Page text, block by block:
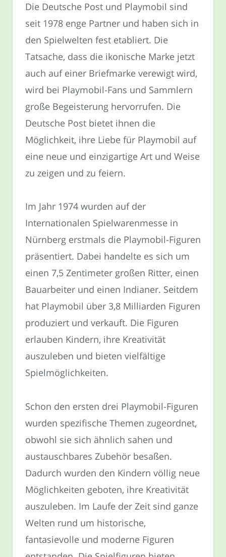
Die Deutsche Post und Playmobil sind
seit 1978 enge Partner und haben sich in
den Spielwelten fest etabliert. Die
Tatsache, dass die ikonische Marke jetzt
auch auf einer Briefmarke verewigt wird,
wird bei Playmobil-Fans und Sammlern
große Begeisterung hervorrufen. Die
Deutsche Post bietet ihnen die
Möglichkeit, ihre Liebe für Playmobil auf
eine neue und einzigartige Art und Weise
zu zeigen und zu feiern.
Im Jahr 1974 wurden auf der
Internationalen Spielwarenmesse in
Nürnberg erstmals die Playmobil-Figuren
präsentiert. Dabei handelte es sich um
einen 7,5 Zentimeter großen Ritter, einen
Bauarbeiter und einen Indianer. Seitdem
hat Playmobil über 3,8 Milliarden Figuren
produziert und verkauft. Die Figuren
erlauben Kindern, ihre Kreativität
auszuleben und bieten vielfältige
Spielmöglichkeiten.
Schon den ersten drei Playmobil-Figuren
wurden spezifische Themen zugeordnet,
obwohl sie sich ähnlich sahen und
austauschbares Zubehör besaßen.
Dadurch wurden den Kindern völlig neue
Möglichkeiten geboten, ihre Kreativität
auszuleben. Im Laufe der Zeit sind ganze
Welten rund um historische,
fantasievolle und moderne Figuren